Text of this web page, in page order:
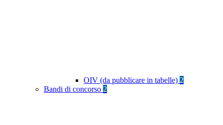
OIV (da pubblicare in tabelle) 2
Bandi di concorso 2